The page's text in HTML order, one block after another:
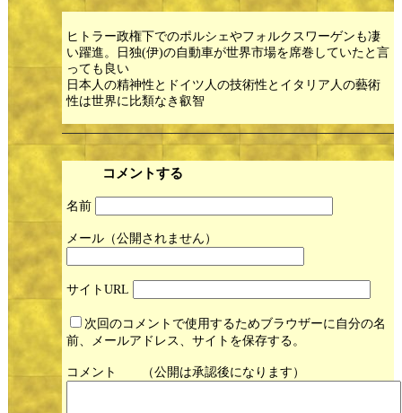
ヒトラー政権下でのポルシェやフォルクスワーゲンも凄
い躍進。日独(伊)の自動車が世界市場を席巻していたと言
っても良い
日本人の精神性とドイツ人の技術性とイタリア人の藝術
性は世界に比類なき叡智
コメントする
名前
メール
サイト
次回のコメントで使用するためブラウザーに自分の名
前、メールアドレス、サイトを保存する。
コメント